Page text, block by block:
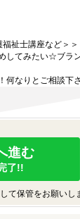
福祉士講座など
してみたい☆ブラ
何なりとご相談下
進む
了!!
て保管をお願いし